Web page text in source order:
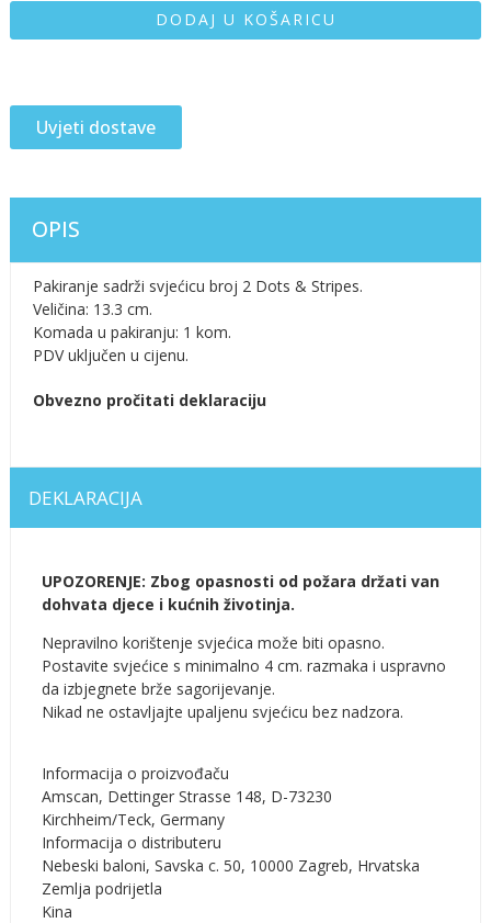
DODAJ U KOŠARICU
Uvjeti dostave
OPIS
Pakiranje sadrži svjećicu broj 2 Dots & Stripes.
Veličina: 13.3 cm.
Komada u pakiranju: 1 kom.
PDV uključen u cijenu.
Obvezno pročitati deklaraciju
DEKLARACIJA
UPOZORENJE: Zbog opasnosti od požara držati van
dohvata djece i kućnih životinja.
Nepravilno korištenje svjećica može biti opasno.
Postavite svjećice s minimalno 4 cm. razmaka i uspravno
da izbjegnete brže sagorijevanje.
Nikad ne ostavljajte upaljenu svjećicu bez nadzora.
Informacija o proizvođaču
Amscan, Dettinger Strasse 148, D-73230
Kirchheim/Teck, Germany
Informacija o distributeru
Nebeski baloni, Savska c. 50, 10000 Zagreb, Hrvatska
Zemlja podrijetla
Kina